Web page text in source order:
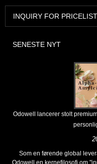
INQUIRY FOR PRICELIST
SENESTE NYT
Odowell lancerer stolt
Som en førende global